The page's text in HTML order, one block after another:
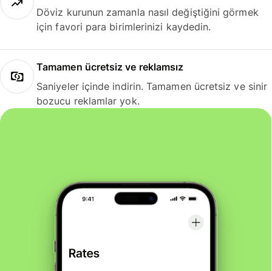
Döviz kurunun zamanla nasıl değiştiğini görmek
için favori para birimlerinizi kaydedin.
Tamamen ücretsiz ve reklamsız
Saniyeler içinde indirin. Tamamen ücretsiz ve sinir
bozucu reklamlar yok.